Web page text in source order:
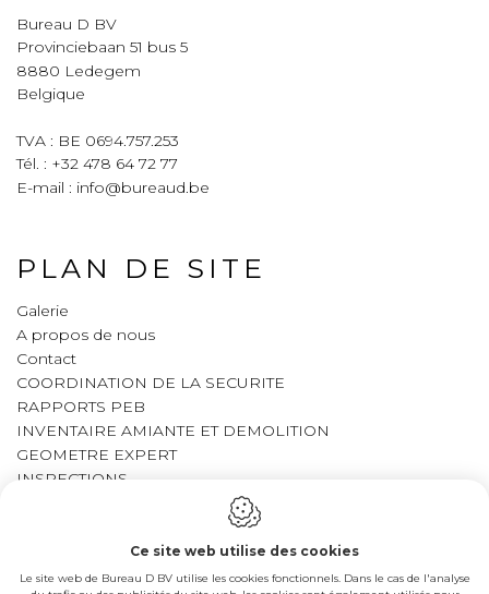
Bureau D BV
Provinciebaan 51 bus 5
8880 Ledegem
Belgique
TVA : BE 0694.757.253
Tél. : +32 478 64 72 77
E-mail : info@bureaud.be
PLAN DE SITE
Galerie
A propos de nous
Contact
COORDINATION DE LA SECURITE
RAPPORTS PEB
INVENTAIRE AMIANTE ET DEMOLITION
GEOMETRE EXPERT
INSPECTIONS
Ce site web utilise des cookies
Le site web de Bureau D BV utilise les cookies fonctionnels. Dans le cas de l'analyse